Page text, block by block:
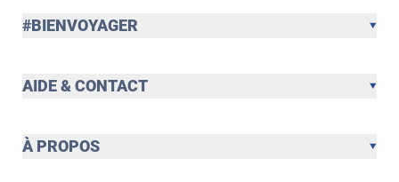
#BIENVOYAGER
AIDE & CONTACT
À PROPOS